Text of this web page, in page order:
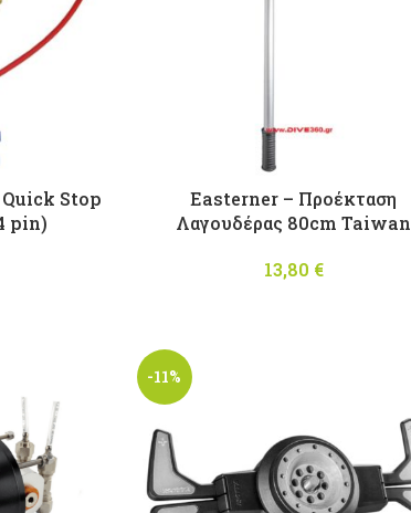
Quick Stop
pin)
Easterner – Προέκταση
Λαγουδέρας 80cm Taiwan
13,80 €
-11%